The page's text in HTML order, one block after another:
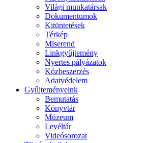
Világi munkatársak
Dokumentumok
Kitüntetések
Térkép
Miserend
Linkgyűjtemény
Nyertes pályázatok
Közbeszerzés
Adatvédelem
Gyűjteményeink
Bemutatás
Könyvtár
Múzeum
Levéltár
Videósorozat